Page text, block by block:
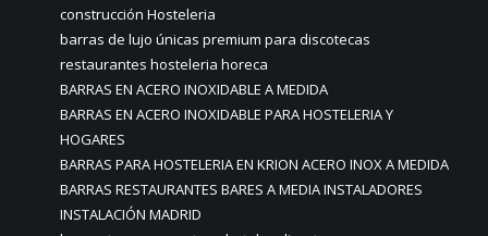
construcción Hosteleria
barras de lujo únicas premium para discotecas
restaurantes hosteleria horeca
BARRAS EN ACERO INOXIDABLE A MEDIDA
BARRAS EN ACERO INOXIDABLE PARA HOSTELERIA Y
HOGARES
BARRAS PARA HOSTELERIA EN KRION ACERO INOX A MEDIDA
BARRAS RESTAURANTES BARES A MEDIA INSTALADORES
INSTALACIÓN MADRID